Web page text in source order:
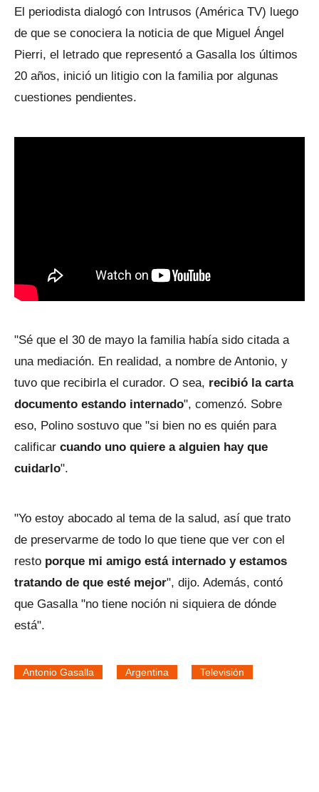
El periodista dialogó con Intrusos (América TV) luego
de que se conociera la noticia de que Miguel Ángel
Pierri, el letrado que representó a Gasalla los últimos
20 años, inició un litigio con la familia por algunas
cuestiones pendientes.
"Sé que el 30 de mayo la familia había sido citada a
una mediación. En realidad, a nombre de Antonio, y
tuvo que recibirla el curador. O sea, recibió la carta
documento estando internado", comenzó. Sobre
eso, Polino sostuvo que "si bien no es quién para
calificar cuando uno quiere a alguien hay que
cuidarlo".
"Yo estoy abocado al tema de la salud, así que trato
de preservarme de todo lo que tiene que ver con el
resto porque mi amigo está internado y estamos
tratando de que esté mejor", dijo. Además, contó
que Gasalla "no tiene noción ni siquiera de dónde
está".
Antonio Gasalla Argentina Televisión